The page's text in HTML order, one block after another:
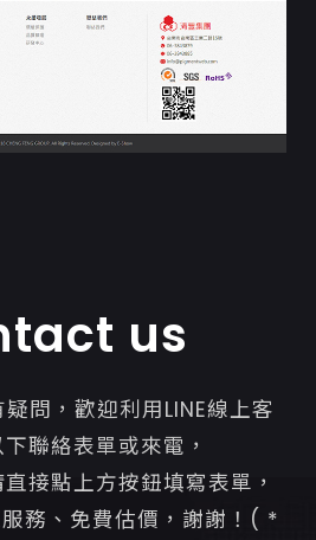
us
問，歡迎利用LINE線上客
聯絡表單或來電，
接點上方按鈕填寫表單，
務、免費估價，謝謝！( *